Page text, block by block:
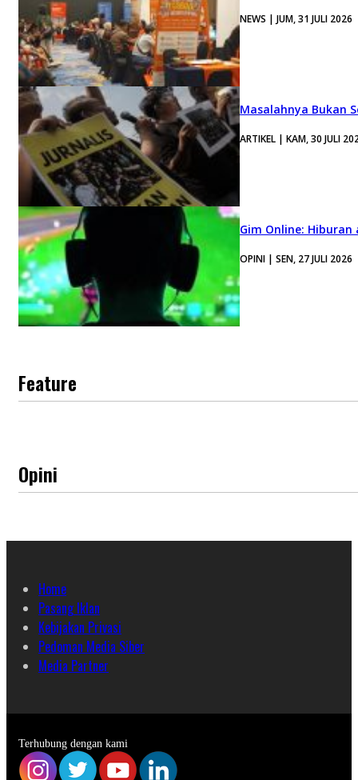
NEWS | JUM, 31 JULI 2026
Masalahnya Bukan
ARTIKEL | KAM, 30 JULI
Gim Online:
OPINI | SEN, 27 JULI 2026
Feature
Opini
Home
Pasang Iklan
Kebijakan Privasi
Pedoman Media Siber
Media Partner
Terhubung dengan kami